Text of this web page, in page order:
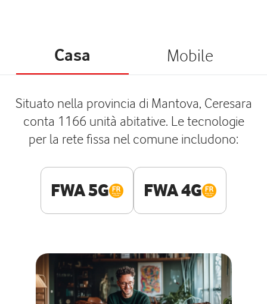
Casa Mobile
Situato nella provincia di Mantova, Ceresara
conta 1166 unità abitative. Le tecnologie
per la rete fissa nel comune includono:
FWA 5G FWA 4G